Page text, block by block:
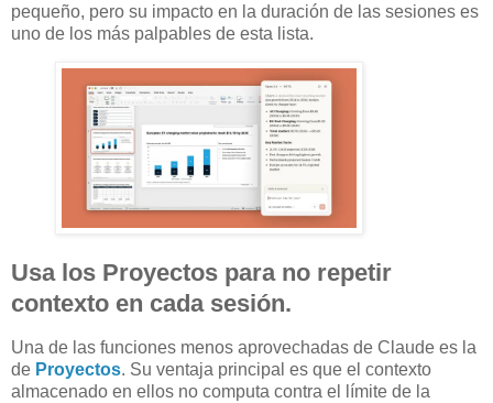
pequeño, pero su impacto en la duración de las sesiones es
uno de los más palpables de esta lista.
Usa los Proyectos para no repetir
contexto en cada sesión.
Una de las funciones menos aprovechadas de Claude es la
de Proyectos. Su ventaja principal es que el contexto
almacenado en ellos no computa contra el límite de la